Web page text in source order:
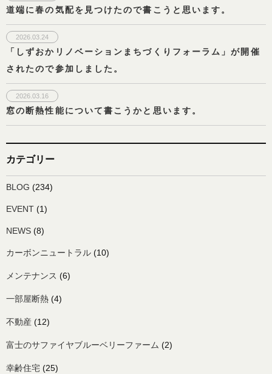
道端に春の気配を見つけたので書こうと思います。
2026.03.24
「しずおかリノベーションまちづくりフォーラム」が開催
されたので参加しました。
2026.03.16
窓の断熱性能について書こうかと思います。
カテゴリー
BLOG (234)
EVENT (1)
NEWS (8)
カーボンニュートラル (10)
メンテナンス (6)
一部屋断熱 (4)
不動産 (12)
富士のサファイヤブルーベリーファーム (2)
幸齢住宅 (25)